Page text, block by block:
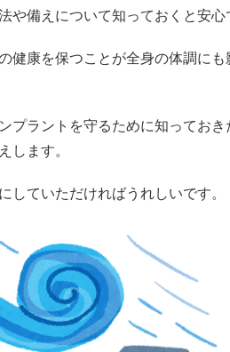
や備えについて知っておくと安心
健康を保つことが全身の体調にも
プラントを守るために知っておき
します。
していただければうれしいです。